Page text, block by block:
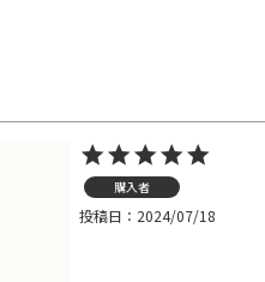
購入者
投稿日 2024/07/18